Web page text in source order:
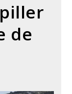
de